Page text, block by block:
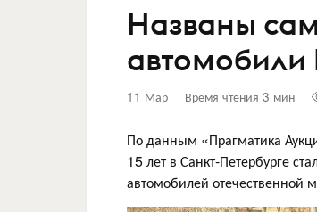
Названы
автомобили
11 Мар Время чтения 3 мин
По данным «Прагматика
15 лет в Санкт-Петербурге
автомобилей отечественной